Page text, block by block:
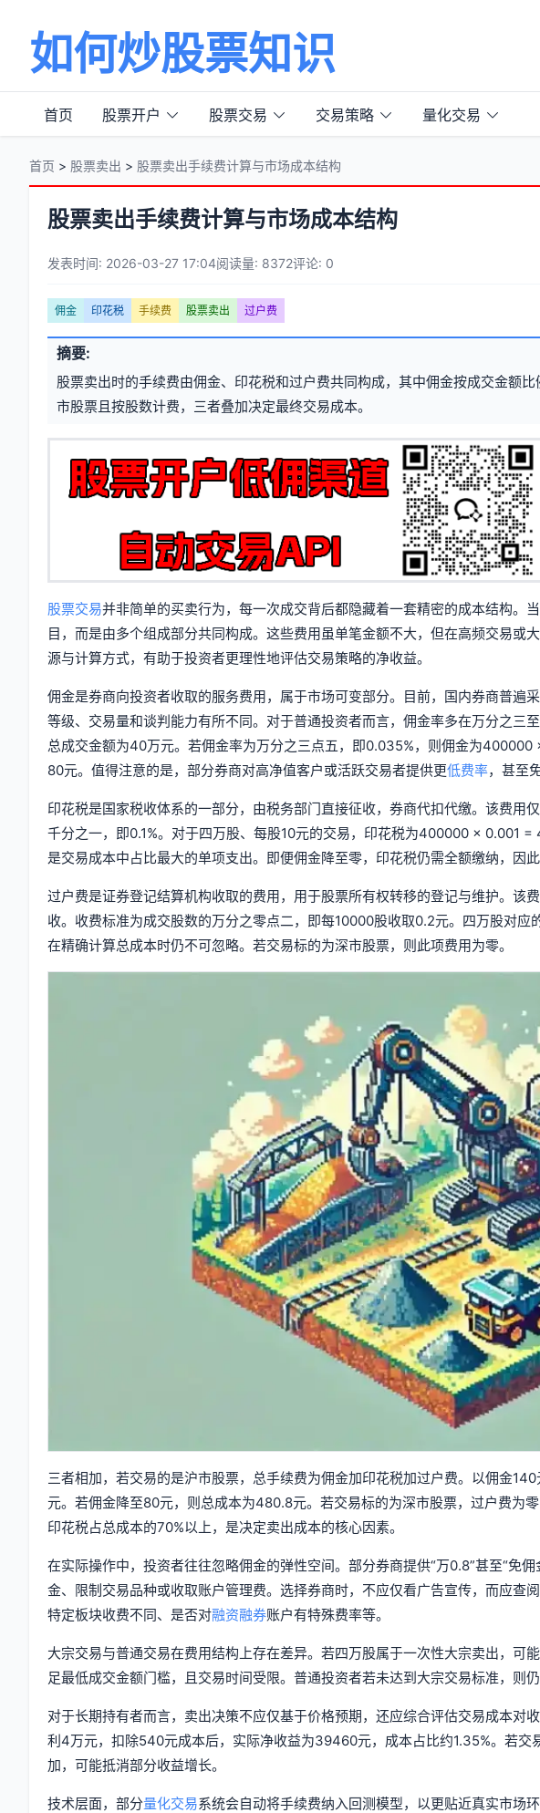
如何炒股票知识
首页 股票开户 股票交易 交易策略 量化交易
首页 > 股票卖出 > 股票卖出手续费计算与市场成本结构
股票卖出手续费计算与市场成本结构
章
元
信
发表时间: 2026-03-27 17:04阅读量: 8372评论: 0
文
章
标
签
佣金 印花税 手续费 股票卖出 过户费
摘要:
股票卖出时的手续费由佣金、印花税和过户费共同构成，其中佣金按成交金额
市股票且按股数计费，三者叠加决定最终交易成本。
股票交易并非简单的买卖行为，每一次成交背后都隐藏着一套精密的成本结构。
目，而是由多个组成部分共同构成。这些费用虽单笔金额不大，但在高频交易或
源与计算方式，有助于投资者更理性地评估交易策略的净收益。
佣金是券商向投资者收取的服务费用，属于市场可变部分。目前，国内券商普遍
等级、交易量和谈判能力有所不同。对于普通投资者而言，佣金率多在万分之三
总成交金额为40万元。若佣金率为万分之三点五，即0.035%，则佣金为
80元。值得注意的是，部分券商对高净值客户或活跃交易者提供更低费率，甚至
印花税是国家税收体系的一部分，由税务部门直接征收，券商代扣代缴。该费用
千分之一，即0.1%。对于四万股、每股10元的交易，印花税为400000 × 0.001 =
是交易成本中占比最大的单项支出。即便佣金降至零，印花税仍需全额缴纳，因
过户费是证券登记结算机构收取的费用，用于股票所有权转移的登记与维护。该
收。收费标准为成交股数的万分之零点二，即每10000股收取0.2元。四万股对
在精确计算总成本时仍不可忽略。若交易标的为深市股票，则此项费用为零。
三者相加，若交易的是沪市股票，总手续费为佣金加印花税加过户费。以佣金
元。若佣金降至80元，则总成本为480.8元。若交易标的为深市股票，过户费为
印花税占总成本的70%以上，是决定卖出成本的核心因素。
在实际操作中，投资者往往忽略佣金的弹性空间。部分券商提供“万0.8”甚至“免
金、限制交易品种或收取账户管理费。选择券商时，不应仅看广告宣传，而应查
特定板块收费不同、是否对融资融券账户有特殊费率等。
大宗交易与普通交易在费用结构上存在差异。若四万股属于一次性大宗卖出，可
足最低成交金额门槛，且交易时间受限。普通投资者若未达到大宗交易标准，则仍
对于长期持有者而言，卖出决策不应仅基于价格预期，还应综合评估交易成本对
利4万元，扣除540元成本后，实际净收益为39460元，成本占比约1.35%。若交
加，可能抵消部分收益增长。
技术层面，部分量化交易系统会自动将手续费纳入回测模型，以更贴近真实市场